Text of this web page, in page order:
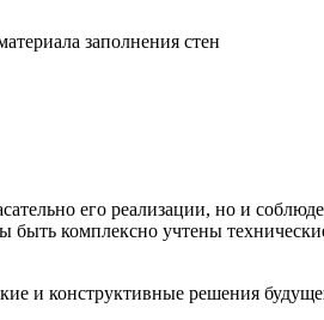
заполнения стен
его реализации, но и
комплексно учтены
и конструктивные решения